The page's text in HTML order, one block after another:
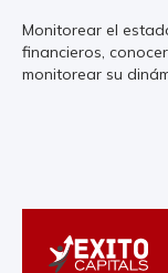
Monitorear el
financieros,
monitorear su